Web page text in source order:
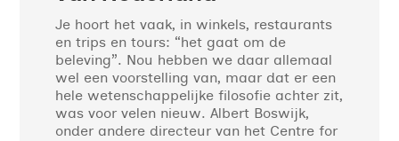
Je hoort het vaak, in winkels, restaurants
en trips en tours: “het gaat om de
beleving”. Nou hebben we daar allemaal
wel een voorstelling van, maar dat er een
hele wetenschappelijke filosofie achter zit,
was voor velen nieuw. Albert Boswijk,
onder andere directeur van het Centre for